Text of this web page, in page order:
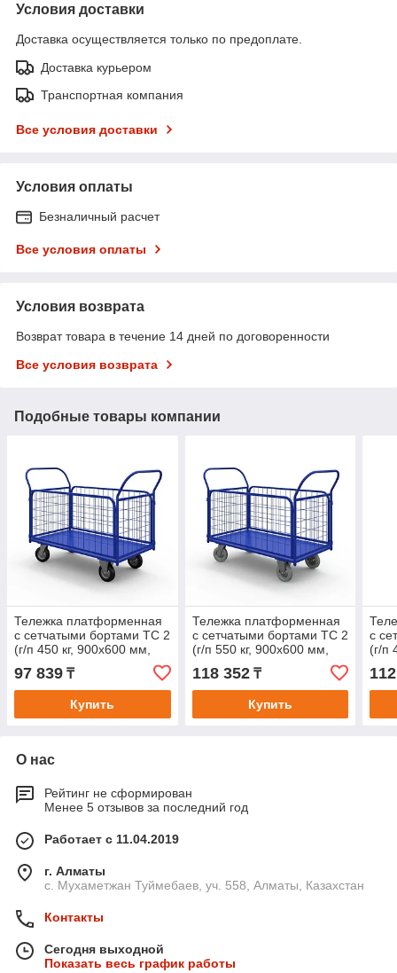
Условия доставки
Доставка осуществляется только по предоплате.
Доставка курьером
Транспортная компания
Все условия доставки
Условия оплаты
Безналичный расчет
Все условия оплаты
Условия возврата
Возврат товара в течение 14 дней по договоренности
Все условия возврата
Подобные товары компании
Тележка платформенная
с сетчатыми бортами ТС 2
(г/п 450 кг, 900x600 мм,
колеса черная резина 160
мм)
97 839 ₸
Купить
Тележка платформенная
с сетчатыми бортами ТС 2
(г/п 550 кг, 900x600 мм,
колеса серая резина 200
мм)
118 352₸
Купить
с
(г/п
мм)
О нас
Рейтинг не сформирован
Менее 5 отзывов за последний год
Работает с 11.04.2019
г. Алматы
с. Мухаметжан Туймебаев, уч. 558, Алматы, Казахстан
Контакты
Сегодня выходной
Показать весь график работы